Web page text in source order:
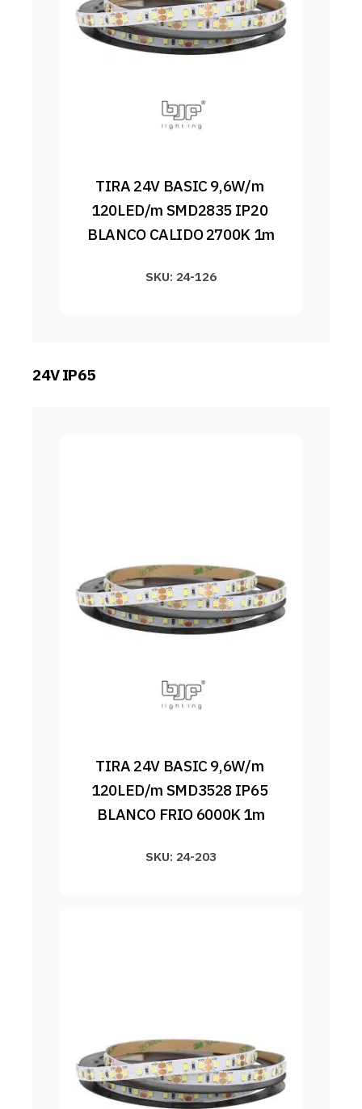
TIRA 24V BASIC 9,6W/m
120LED/m SMD2835 IP20
BLANCO CALIDO 2700K 1m
SKU: 24-126
24V IP65
TIRA 24V BASIC 9,6W/m
120LED/m SMD3528 IP65
BLANCO FRIO 6000K 1m
SKU: 24-203